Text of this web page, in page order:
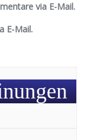
via E-Mail.
E-Mail.